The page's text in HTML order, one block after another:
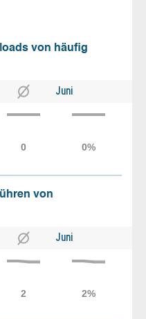
von häufig
Juni
von
Juni